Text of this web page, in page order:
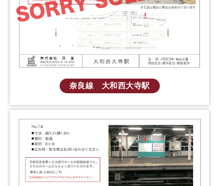
奈良線 大和西大寺駅